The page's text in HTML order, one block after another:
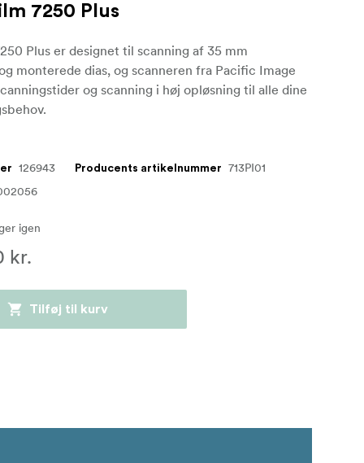
7250 Plus
Plus er designet til scanning af 35 mm
monterede dias, og scanneren fra Pacific Image
og scanning i høj opløsning til alle dine
126943 Producents artikelnummer 713PI01
igen
kr.
Tilføj til kurv